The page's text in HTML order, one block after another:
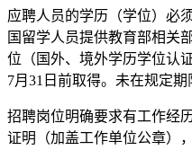
应聘人员的学历（学位）必
国留学人员提供教育部相关
位（国外、境外学历学位认
7月31日前取得。未在规定期
招聘岗位明确要求有工作经
证明（加盖工作单位公章）